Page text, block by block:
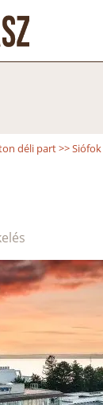
déli part>>Siófok